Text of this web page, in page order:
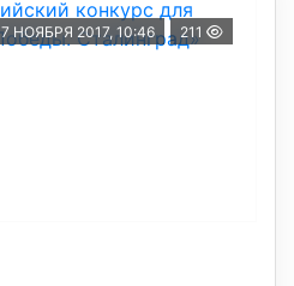
7 НОЯБРЯ 2017, 10:46 211